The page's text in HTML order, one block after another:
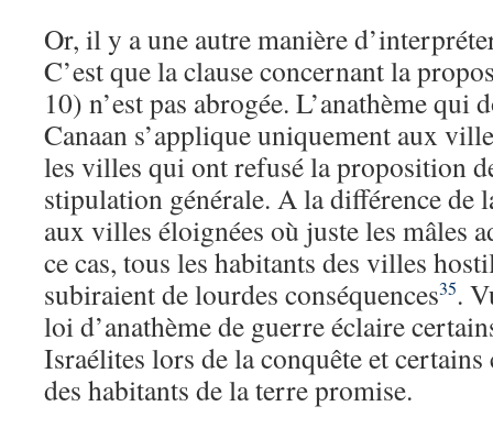
Or, il y a une autre manière
C’est que la clause concernant la
10) n’est pas abrogée. L’anathème
Canaan s’applique uniquement aux
les villes qui ont refusé la proposition
stipulation générale. A la différence de
aux villes éloignées où juste les mâles
ce cas, tous les habitants des villes
subiraient de lourdes conséquences35.
loi d’anathème de guerre éclaire
Israélites lors de la conquête et
des habitants de la terre promise.